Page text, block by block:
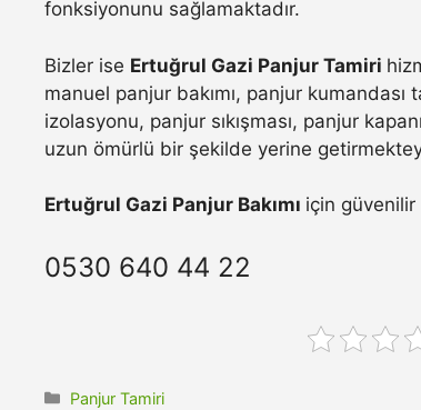
fonksiyonunu sağlamaktadır.
Bizler ise Ertuğrul Gazi Panjur Tamiri
manuel panjur bakımı, panjur
izolasyonu, panjur sıkışması, panjur
uzun ömürlü bir şekilde yerine
Ertuğrul Gazi Panjur Bakımı için güvenilir
0530 640 44 22
Kategoriler
Panjur Tamiri